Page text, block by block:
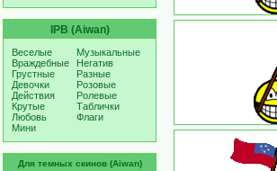
IPB (Aiwan)
Веселые
Враждебные
Грустные
Девочки
Действия
Крутые
Любовь
Мини
Музыкальные
Негатив
Разные
Розовые
Ролевые
Таблички
Флаги
Для темных скинов (Aiwan)